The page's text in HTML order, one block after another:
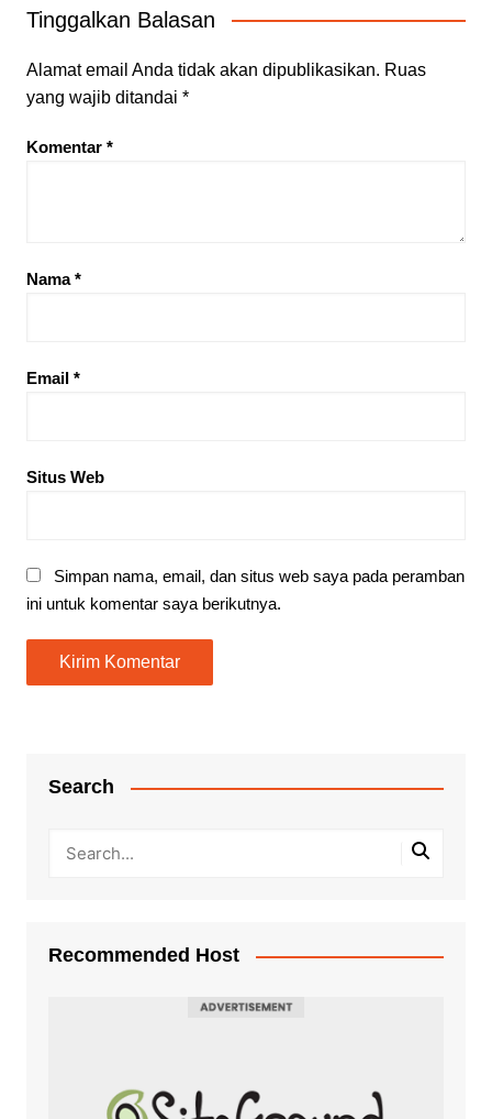
Tinggalkan Balasan
Alamat email Anda tidak akan dipublikasikan. Ruas
yang wajib ditandai *
Komentar *
Nama*
Email *
Situs Web
Simpan nama, email, dan situs web saya pada peramban
ini untuk komentar saya berikutnya.
Search
Recommended Host